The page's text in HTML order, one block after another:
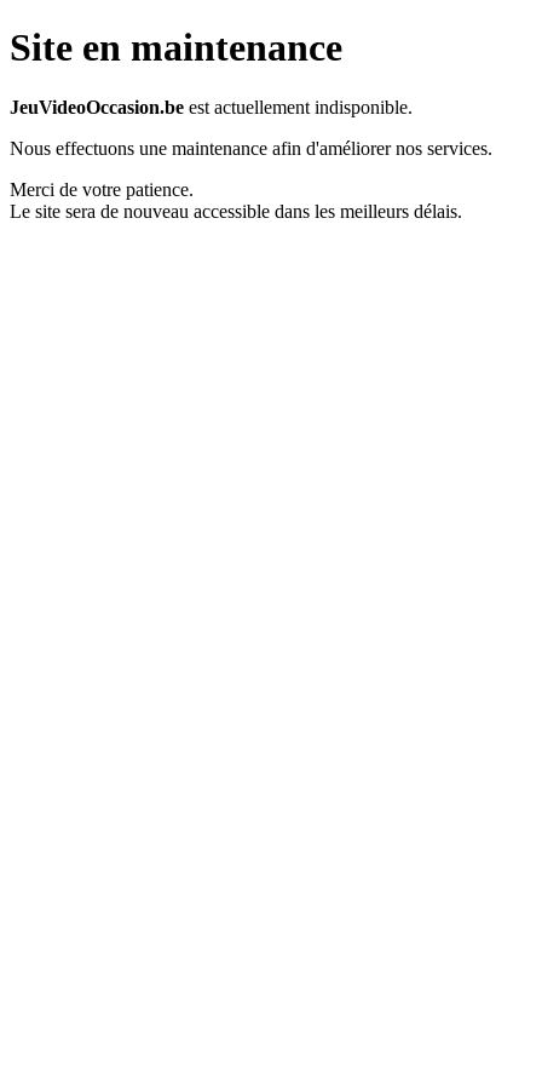
Site en maintenance
JeuVideoOccasion.be est actuellement indisponible.
Nous effectuons une maintenance afin d'améliorer nos services.
Merci de votre patience.
Le site sera de nouveau accessible dans les meilleurs délais.